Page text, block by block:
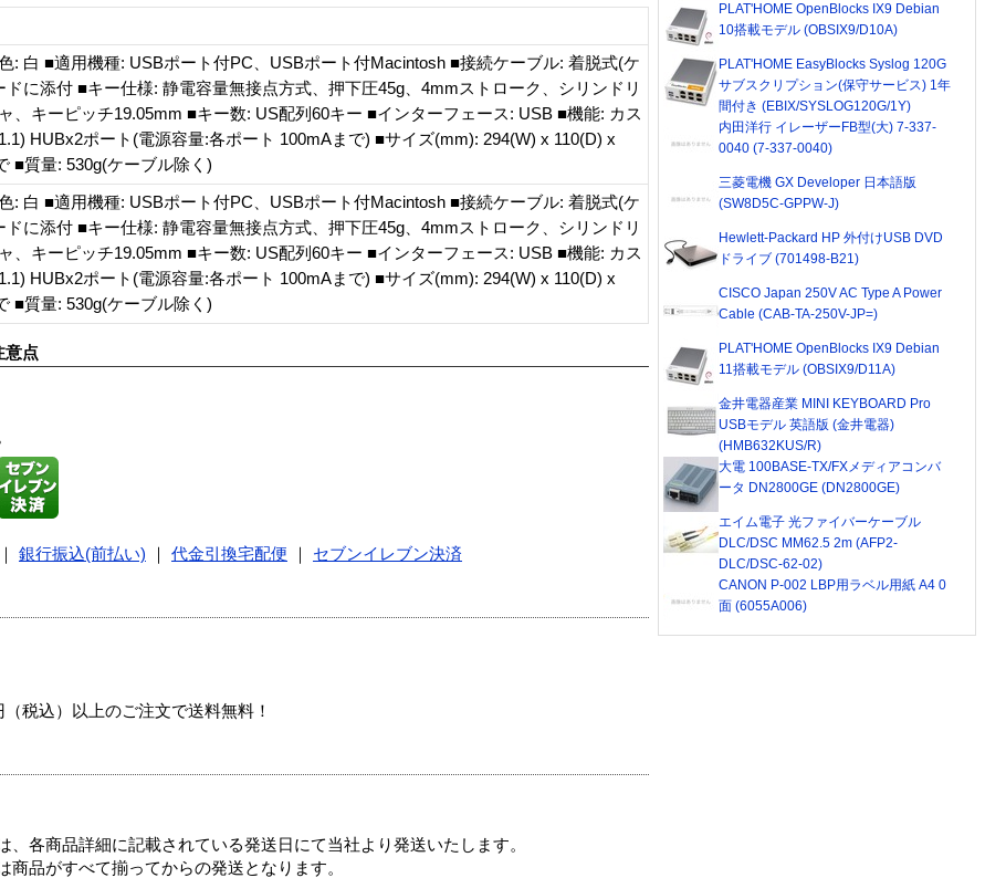
: 白 ■適用機種: USBポート付PC、USBポート付Macintosh ■接続ケーブル: 着脱式(ケ
に添付 ■キー仕様: 静電容量無接点方式、押下圧45g、4mmストローク、シリンドリ
、キーピッチ19.05mm ■キー数: US配列60キー ■インターフェース: USB ■機能: カス
HUBx2ポート(電源容量:各ポート 100mAまで) ■サイズ(mm): 294(W) x 110(D) x
■質量: 530g(ケーブル除く)
: 白 ■適用機種: USBポート付PC、USBポート付Macintosh ■接続ケーブル: 着脱式(ケ
に添付 ■キー仕様: 静電容量無接点方式、押下圧45g、4mmストローク、シリンドリ
、キーピッチ19.05mm ■キー数: US配列60キー ■インターフェース: USB ■機能: カス
HUBx2ポート(電源容量:各ポート 100mAまで) ■サイズ(mm): 294(W) x 110(D) x
■質量: 530g(ケーブル除く)
意点
｜ 銀行振込(前払い) ｜ 代金引換宅配便 ｜ セブンイレブン決済
税込）以上のご注文で送料無料！
各商品詳細に記載されている発送日にて当社より発送いたします。
品がすべて揃ってからの発送となります。
PLAT'HOME OpenBlocks IX9 Debian
10搭載モデル (OBSIX9/D10A)
PLAT'HOME EasyBlocks Syslog 120G
サブスクリプション(保守サービス) 1年
間付き (EBIX/SYSLOG120G/1Y)
内田洋行 イレーザーFB型(大) 7-337-
0040 (7-337-0040)
三菱電機 GX Developer 日本語版
(SW8D5C-GPPW-J)
Hewlett-Packard HP 外付けUSB DVD
ドライブ (701498-B21)
CISCO Japan 250V AC Type A Power
Cable (CAB-TA-250V-JP=)
PLAT'HOME OpenBlocks IX9 Debian
11搭載モデル (OBSIX9/D11A)
金井電器産業 MINI KEYBOARD Pro
USBモデル 英語版 (金井電器)
(HMB632KUS/R)
大電 100BASE-TX/FXメディアコンバ
ータ DN2800GE (DN2800GE)
エイム電子 光ファイバーケーブル
DLC/DSC MM62.5 2m (AFP2-
DLC/DSC-62-02)
CANON P-002 LBP用ラベル用紙 A4 0
面 (6055A006)